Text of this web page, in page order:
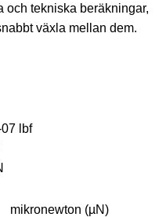
och tekniska beräkningar,
växla mellan dem.
lbf
mikronewton (µN)